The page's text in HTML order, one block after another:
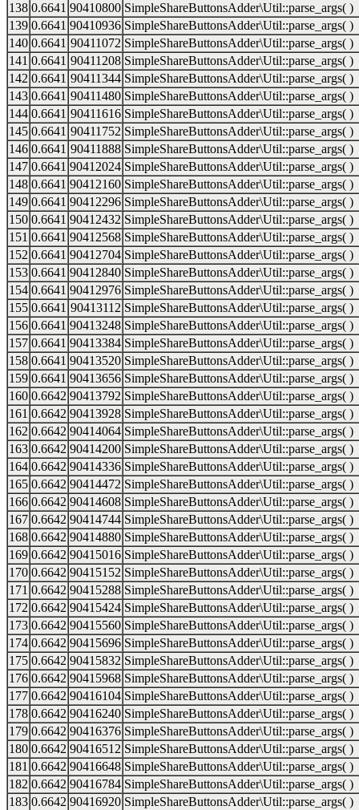
138 0.6641 90410800 SimpleShareButtonsAdder\Util::parse_args( )
139 0.6641 90410936 SimpleShareButtonsAdder\Util::parse_args( )
140 0.6641 90411072 SimpleShareButtonsAdder\Util::parse_args( )
141 0.6641 90411208 SimpleShareButtonsAdder\Util::parse_args( )
142 0.6641 90411344 SimpleShareButtonsAdder\Util::parse_args( )
143 0.6641 90411480 SimpleShareButtonsAdder\Util::parse_args( )
144 0.6641 90411616 SimpleShareButtonsAdder\Util::parse_args( )
145 0.6641 90411752 SimpleShareButtonsAdder\Util::parse_args( )
146 0.6641 90411888 SimpleShareButtonsAdder\Util::parse_args( )
147 0.6641 90412024 SimpleShareButtonsAdder\Util::parse_args( )
148 0.6641 90412160 SimpleShareButtonsAdder\Util::parse_args( )
149 0.6641 90412296 SimpleShareButtonsAdder\Util::parse_args( )
150 0.6641 90412432 SimpleShareButtonsAdder\Util::parse_args( )
151 0.6641 90412568 SimpleShareButtonsAdder\Util::parse_args( )
152 0.6641 90412704 SimpleShareButtonsAdder\Util::parse_args( )
153 0.6641 90412840 SimpleShareButtonsAdder\Util::parse_args( )
154 0.6641 90412976 SimpleShareButtonsAdder\Util::parse_args( )
155 0.6641 90413112 SimpleShareButtonsAdder\Util::parse_args( )
156 0.6641 90413248 SimpleShareButtonsAdder\Util::parse_args( )
157 0.6641 90413384 SimpleShareButtonsAdder\Util::parse_args( )
158 0.6641 90413520 SimpleShareButtonsAdder\Util::parse_args( )
159 0.6641 90413656 SimpleShareButtonsAdder\Util::parse_args( )
160 0.6642 90413792 SimpleShareButtonsAdder\Util::parse_args( )
161 0.6642 90413928 SimpleShareButtonsAdder\Util::parse_args( )
162 0.6642 90414064 SimpleShareButtonsAdder\Util::parse_args( )
163 0.6642 90414200 SimpleShareButtonsAdder\Util::parse_args( )
164 0.6642 90414336 SimpleShareButtonsAdder\Util::parse_args( )
165 0.6642 90414472 SimpleShareButtonsAdder\Util::parse_args( )
166 0.6642 90414608 SimpleShareButtonsAdder\Util::parse_args( )
167 0.6642 90414744 SimpleShareButtonsAdder\Util::parse_args( )
168 0.6642 90414880 SimpleShareButtonsAdder\Util::parse_args( )
169 0.6642 90415016 SimpleShareButtonsAdder\Util::parse_args( )
170 0.6642 90415152 SimpleShareButtonsAdder\Util::parse_args( )
171 0.6642 90415288 SimpleShareButtonsAdder\Util::parse_args( )
172 0.6642 90415424 SimpleShareButtonsAdder\Util::parse_args( )
173 0.6642 90415560 SimpleShareButtonsAdder\Util::parse_args( )
174 0.6642 90415696 SimpleShareButtonsAdder\Util::parse_args( )
175 0.6642 90415832 SimpleShareButtonsAdder\Util::parse_args( )
176 0.6642 90415968 SimpleShareButtonsAdder\Util::parse_args( )
177 0.6642 90416104 SimpleShareButtonsAdder\Util::parse_args( )
178 0.6642 90416240 SimpleShareButtonsAdder\Util::parse_args( )
179 0.6642 90416376 SimpleShareButtonsAdder\Util::parse_args( )
180 0.6642 90416512 SimpleShareButtonsAdder\Util::parse_args( )
181 0.6642 90416648 SimpleShareButtonsAdder\Util::parse_args( )
182 0.6642 90416784 SimpleShareButtonsAdder\Util::parse_args( )
183 0.6642 90416920 SimpleShareButtonsAdder\Util::parse_args( )